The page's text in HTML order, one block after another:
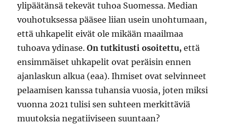
ylipäätänsä tekevät tuhoa Suomessa. Median
vouhotuksessa pääsee liian usein unohtumaan,
että uhkapelit eivät ole mikään maailmaa
tuhoava ydinase. On tutkitusti osoitettu, että
ensimmäiset uhkapelit ovat peräisin ennen
ajanlaskun alkua (eaa). Ihmiset ovat selvinneet
pelaamisen kanssa tuhansia vuosia, joten miksi
vuonna 2021 tulisi sen suhteen merkittäviä
muutoksia negatiiviseen suuntaan?